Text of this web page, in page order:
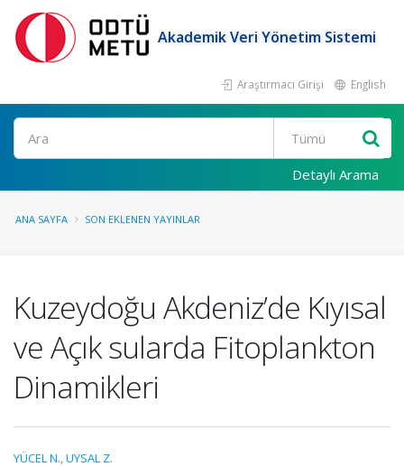
Akademik Veri Yönetim Sistemi
Araştırmacı Girişi English
Ara
Detaylı Arama
ANA SAYFA SON EKLENEN YAYINLAR
Kuzeydoğu Akdeniz’de Kıyısal
ve Açık sularda Fitoplankton
Dinamikleri
YÜCEL N.,UYSAL Z.